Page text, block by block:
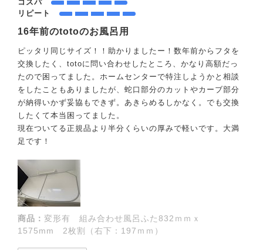
コスパ
リピート
16年前のtotoのお風呂用
ピッタリ同じサイズ！！助かりましたー！数年前からフタを
交換したく、totoに問い合わせしたところ、かなり高額だっ
たので困ってました。ホームセンターで特注しようかと相談
をしたこともありましたが、蛇口部分のカットやカーブ部分
が納得いかず妥協もできず。あきらめるしかなく。でも交換
したくて本当困ってました。
現在ついてる正規品より半分くらいの厚みで軽いです。大満
足です！
商品： 変形有 組み合わせ風呂ふた832ｍｍｘ
1575mm 2枚割（右下：197ｍｍ）